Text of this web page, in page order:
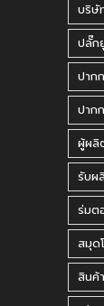
บริษั
ปลั๊ก
ปาก
ปาก
ผู้ผลิ
รับผ
ร่มต
สมุด
สินค้